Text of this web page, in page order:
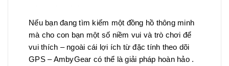
Nếu bạn đang tìm kiếm một đồng hồ thông minh
mà cho con bạn một số niềm vui và trò chơi để
vui thích – ngoài cái lợi ích từ đặc tính theo dõi
GPS – AmbyGear có thể là giải pháp hoàn hảo .